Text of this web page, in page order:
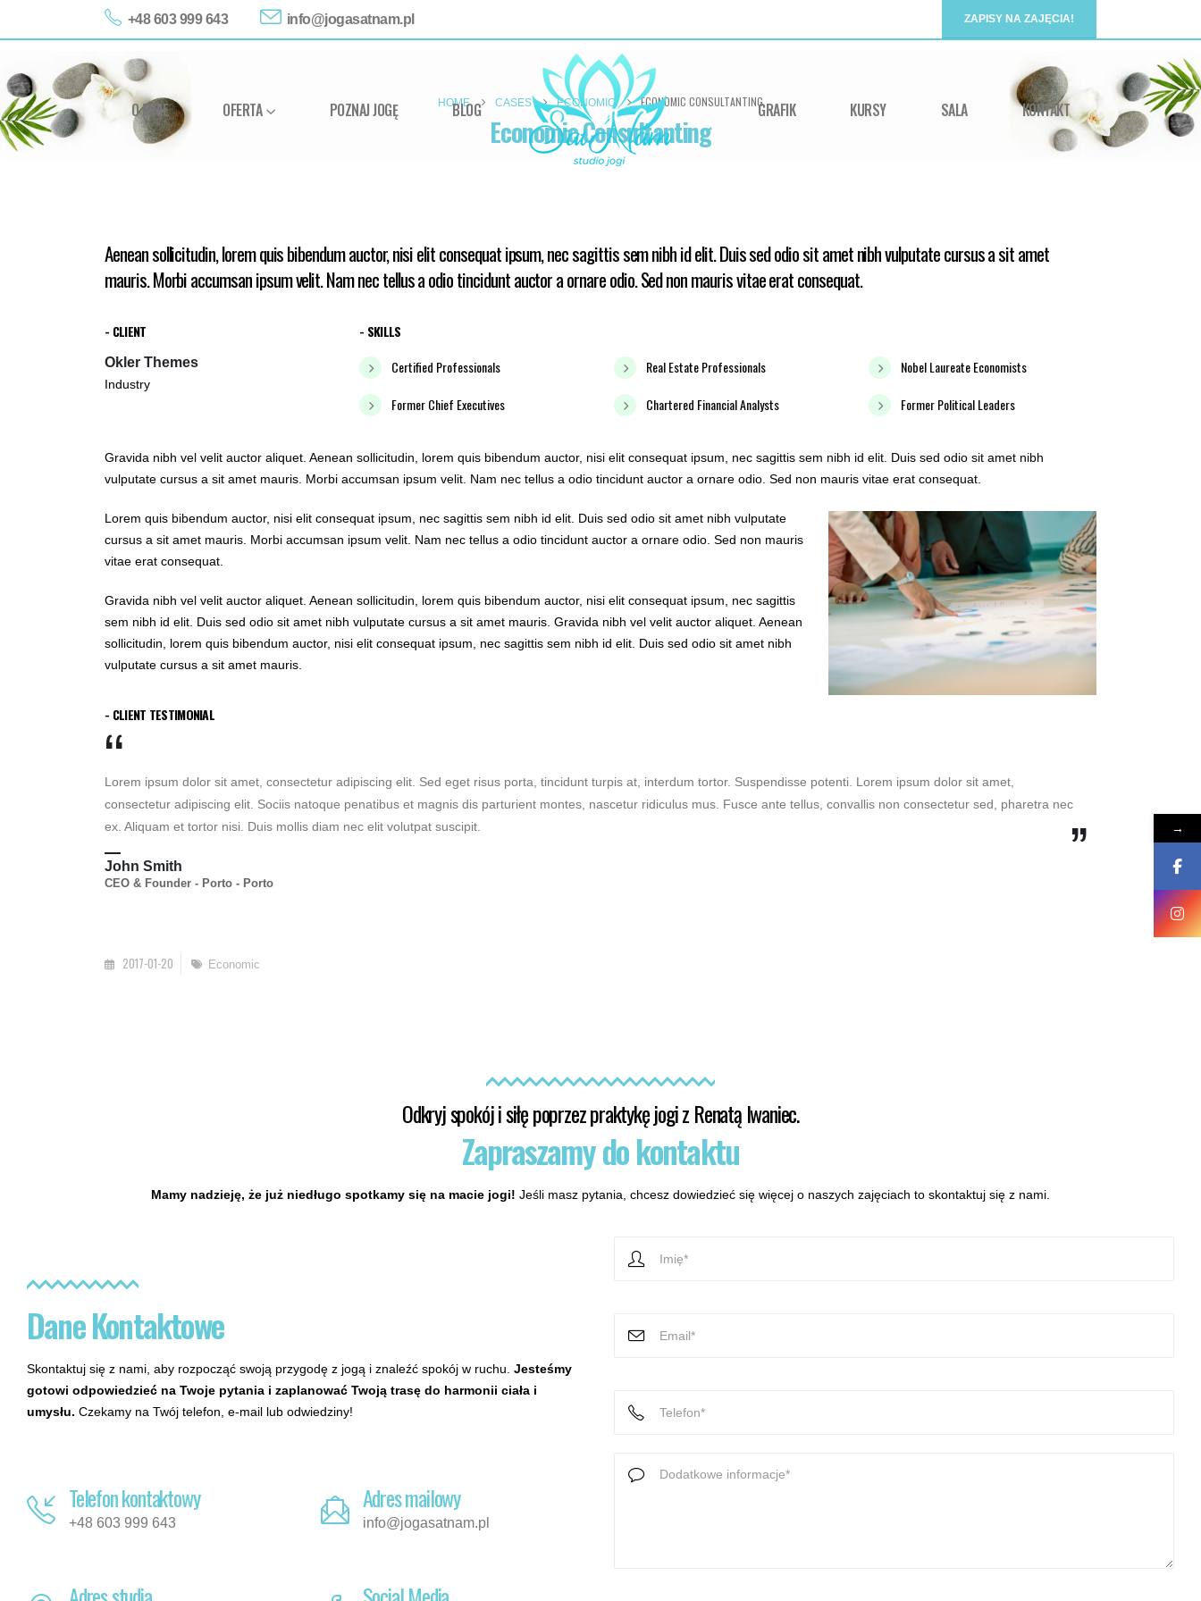
+48 603 999 643 info@jogasatnam.pl ZAPISY NA ZAJĘCIA!
O MNIE OFERTA POZNAJ JOGĘ BLOG GRAFIK KURSY SALA KONTAKT
HOME CASES ECONOMIC ECONOMIC CONSULTANTING
Economic Consultanting
Porto
Aenean sollicitudin, lorem quis bibendum auctor, nisi elit consequat ipsum, nec sagittis sem nibh id elit. Duis sed odio sit amet nibh vulputate cursus a sit amet
mauris. Morbi accumsan ipsum velit. Nam nec tellus a odio tincidunt auctor a ornare odio. Sed non mauris vitae erat consequat.
- CLIENT - SKILLS
Okler Themes
Industry
Certified Professionals
Former Chief Executives
Real Estate Professionals
Chartered Financial Analysts
Nobel Laureate Economists
Former Political Leaders
Gravida nibh vel velit auctor aliquet. Aenean sollicitudin, lorem quis bibendum auctor, nisi elit consequat ipsum, nec sagittis sem nibh id elit. Duis sed odio sit amet nibh
vulputate cursus a sit amet mauris. Morbi accumsan ipsum velit. Nam nec tellus a odio tincidunt auctor a ornare odio. Sed non mauris vitae erat consequat.
Lorem quis bibendum auctor, nisi elit consequat ipsum, nec sagittis sem nibh id elit. Duis sed odio sit amet nibh vulputate
cursus a sit amet mauris. Morbi accumsan ipsum velit. Nam nec tellus a odio tincidunt auctor a ornare odio. Sed non mauris
vitae erat consequat.
Gravida nibh vel velit auctor aliquet. Aenean sollicitudin, lorem quis bibendum auctor, nisi elit consequat ipsum, nec sagittis
sem nibh id elit. Duis sed odio sit amet nibh vulputate cursus a sit amet mauris. Gravida nibh vel velit auctor aliquet. Aenean
sollicitudin, lorem quis bibendum auctor, nisi elit consequat ipsum, nec sagittis sem nibh id elit. Duis sed odio sit amet nibh
vulputate cursus a sit amet mauris.
- CLIENT TESTIMONIAL
Lorem ipsum dolor sit amet, consectetur adipiscing elit. Sed eget risus porta, tincidunt turpis at, interdum tortor. Suspendisse potenti. Lorem ipsum dolor sit amet,
consectetur adipiscing elit. Sociis natoque penatibus et magnis dis parturient montes, nascetur ridiculus mus. Fusce ante tellus, convallis non consectetur sed, pharetra nec
ex. Aliquam et tortor nisi. Duis mollis diam nec elit volutpat suscipit.
John Smith
CEO & Founder - Porto - Porto
2017-01-20 Economic
Odkryj spokój i siłę poprzez praktykę jogi z Renatą Iwaniec.
Zapraszamy do kontaktu
Mamy nadzieję, że już niedługo spotkamy się na macie jogi! Jeśli masz pytania, chcesz dowiedzieć się więcej o naszych zajęciach to skontaktuj się z nami.
Dane Kontaktowe
Skontaktuj się z nami, aby rozpocząć swoją przygodę z jogą i znaleźć spokój w ruchu. Jesteśmy
gotowi odpowiedzieć na Twoje pytania i zaplanować Twoją trasę do harmonii ciała i
umysłu. Czekamy na Twój telefon, e-mail lub odwiedziny!
Telefon kontaktowy
+48 603 999 643
Adres mailowy
info@jogasatnam.pl
→